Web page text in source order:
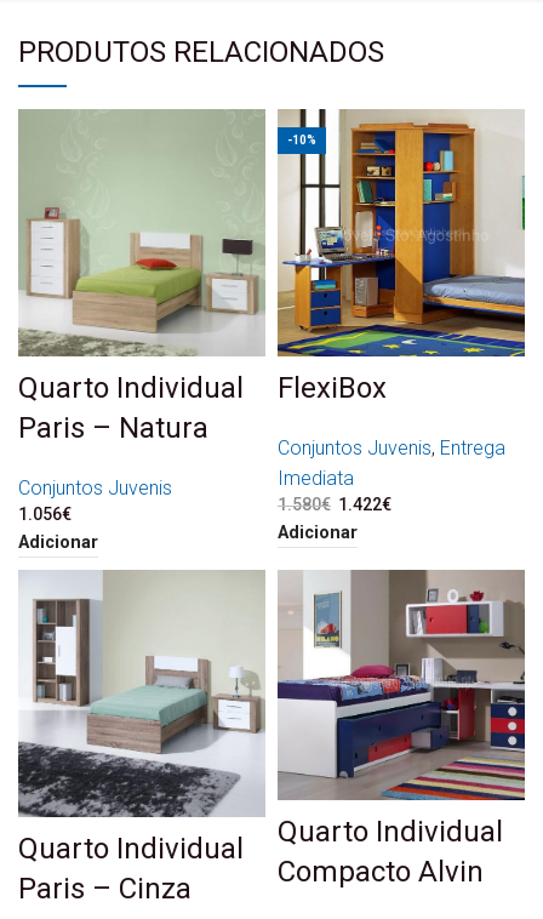
PRODUTOS RELACIONADOS
Quarto Individual
Paris – Natura
Conjuntos Juvenis
1.056€
Adicionar
-10%
FlexiBox
Conjuntos Juvenis, Entrega
Imediata
1.580€ O preço original era:
1.580€.
1.422€
Adicionar
Quarto Individual
Paris – Cinza
Quarto Individual
Compacto Alvin